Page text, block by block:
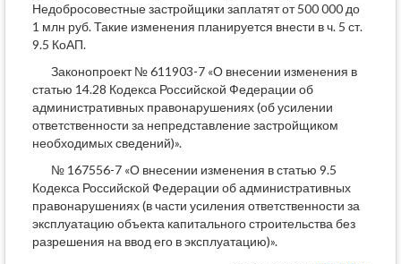
Недобросовестные застройщики заплатят от 500 000 до
1 млн руб. Такие изменения планируется внести в ч. 5 ст.
9.5 КоАП.
Законопроект № 611903-7 «О внесении изменения в
статью 14.28 Кодекса Российской Федерации об
административных правонарушениях (об усилении
ответственности за непредставление застройщиком
необходимых сведений)».
№ 167556-7 «О внесении изменения в статью 9.5
Кодекса Российской Федерации об административных
правонарушениях (в части усиления ответственности за
эксплуатацию объекта капитального строительства без
разрешения на ввод его в эксплуатацию)».